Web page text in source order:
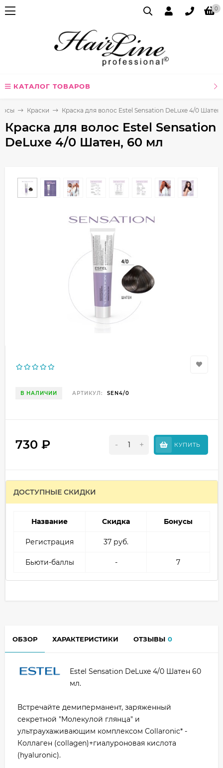
0
КАТАЛОГ ТОВАРОВ
Краски Краска для волос Estel Sensation DeLuxe 4/0
Краска для волос Estel Sensation
DeLuxe 4/0 Шатен, 60 мл
В НАЛИЧИИ АРТИКУЛ: SEN4/0
730 ₽ - + КУПИТЬ
ДОСТУПНЫЕ СКИДКИ
Название Скидка Бонусы
Регистрация 37 руб.
Бьюти-баллы - 7
ОБЗОР ХАРАКТЕРИСТИКИ ОТЗЫВЫ 0
Estel Sensation DeLuxe 4/0 Шатен 60
мл.
Встречайте демиперманент, заряженный
секретной "Молекулой глянца" и
ультраухаживающим комплексом Collaronic* -
Коллаген (collagen)+гиалуроновая кислота
(hyaluronic).